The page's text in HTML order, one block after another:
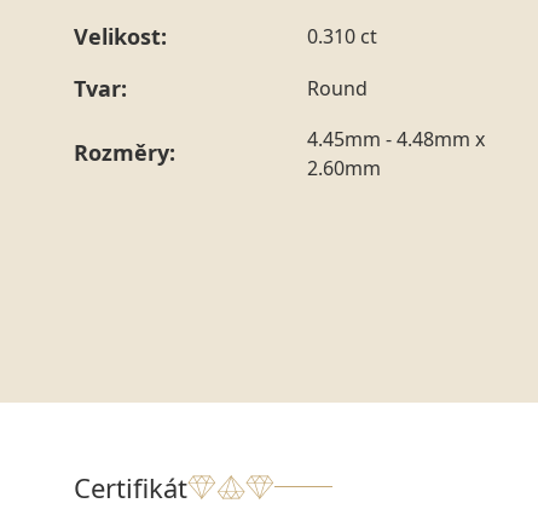
Velikost: 0.310 ct
Tvar: Round
Rozměry:
4.45mm - 4.48mm x
2.60mm
Certifikát